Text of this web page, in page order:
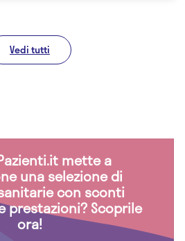
Vedi tutti
mette a
una selezione di
con sconti
prestazioni? Scoprile
ora!